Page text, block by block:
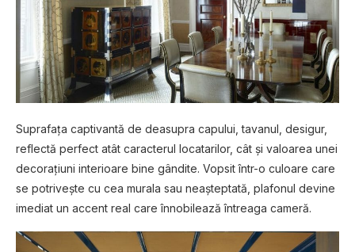
Suprafața captivantă de deasupra capului, tavanul, desigur,
reflectă perfect atât caracterul locatarilor, cât și valoarea unei
decorațiuni interioare bine gândite. Vopsit într-o culoare care
se potrivește cu cea murala sau neașteptată, plafonul devine
imediat un accent real care înnobilează întreaga cameră.